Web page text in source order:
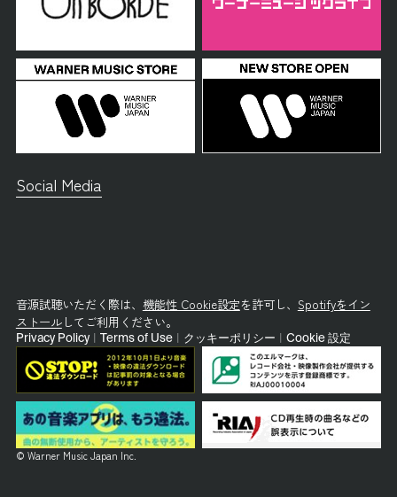
Social Media
音源試聴いただく際は、 機能性 Cookie設定を許可し、 Spotifyをイン
ストールしてご利用ください。
Privacy Policy Terms of Use クッキーポリシー Cookie 設定
© Warner Music Japan Inc.